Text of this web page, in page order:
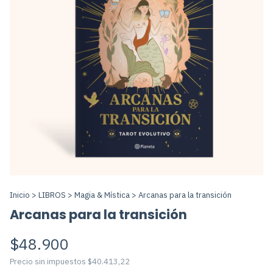
Inicio > LIBROS > Magia & Mística > Arcanas para la transición
Arcanas para la transición
$48.900
Precio sin impuestos $40.413,22